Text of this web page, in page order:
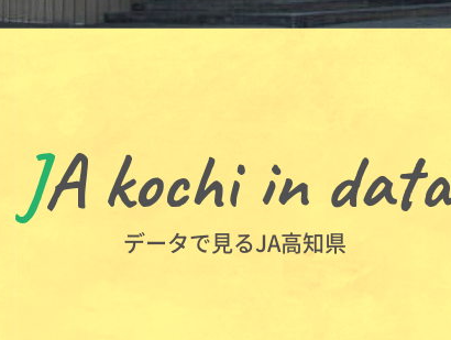
JA kochi in data
データで見るJA高知県